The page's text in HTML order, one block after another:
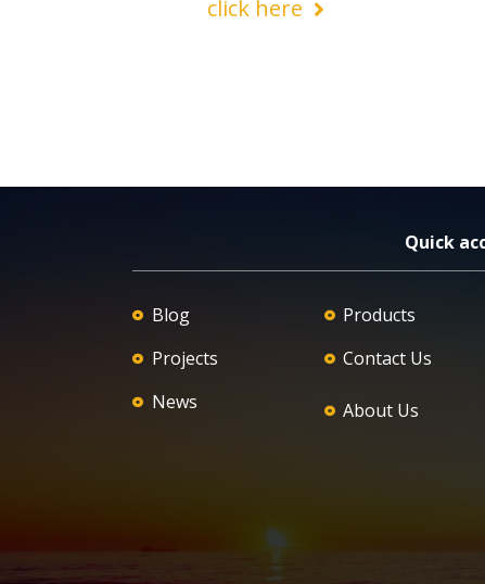
click here
Quick
Blog
Products
Projects
Contact Us
News
About Us